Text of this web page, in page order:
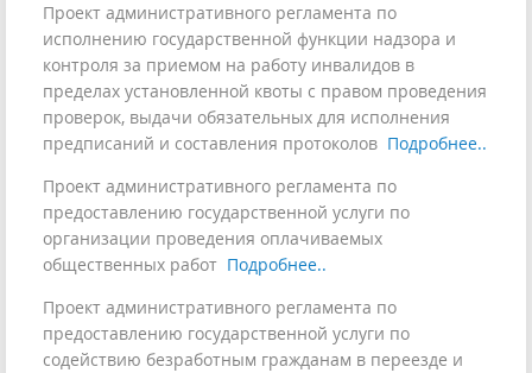
Проект административного регламента по
исполнению государственной функции надзора и
контроля за приемом на работу инвалидов в
пределах установленной квоты с правом проведения
проверок, выдачи обязательных для исполнения
предписаний и составления протоколов Подробнее..
Проект административного регламента по
предоставлению государственной услуги по
организации проведения оплачиваемых
общественных работ Подробнее..
Проект административного регламента по
предоставлению государственной услуги по
содействию безработным гражданам в переезде и